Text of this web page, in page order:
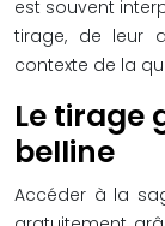
est souvent
tirage, de leur
contexte de la
Le tirage
belline
Accéder à la